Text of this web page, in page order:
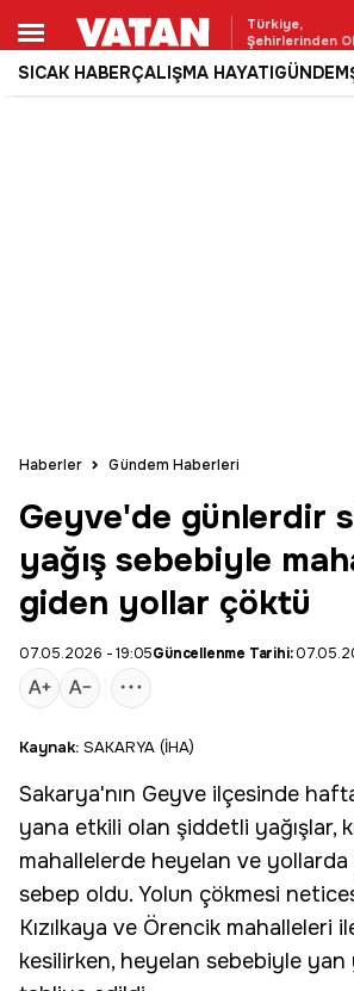
Türkiye,
Şehirlerinden
SICAK HABERÇALIŞMA HAYATIGÜNDEM
Haberler Gündem Haberleri
Geyve'de günlerdir
yağış sebebiyle
giden yollar çöktü
07.05.2026 - 19:05Güncellenme Tarihi:
Kaynak: SAKARYA (İHA)
Sakarya'nın Geyve ilçesinde
yana etkili olan şiddetli yağışlar,
mahallelerde heyelan ve yollarda
sebep oldu. Yolun çökmesi
Kızılkaya ve Örencik mahalleleri
kesilirken, heyelan sebebiyle